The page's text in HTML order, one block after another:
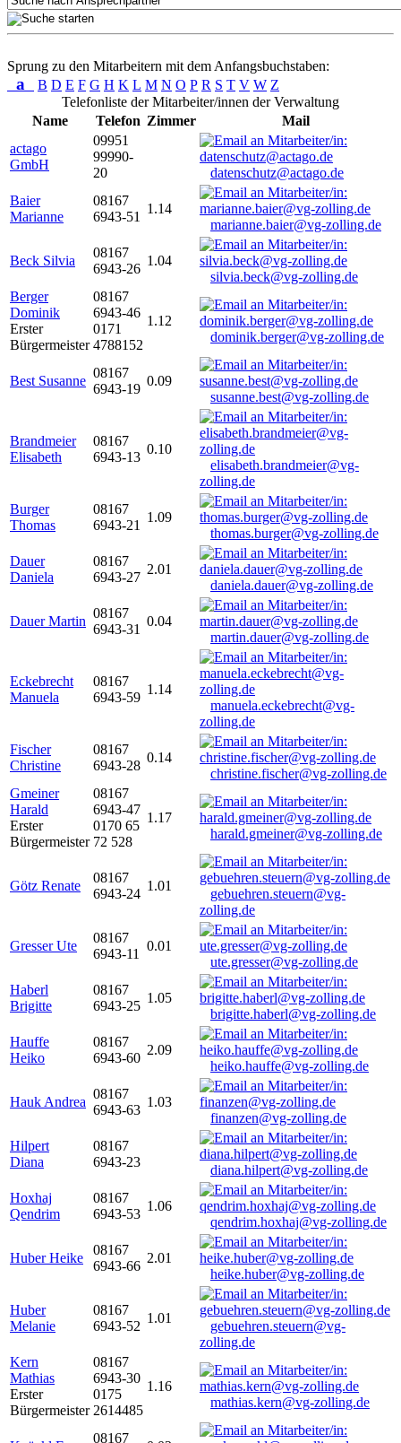
Sprung zu den Mitarbeitern mit dem Anfangsbuchstaben:
a B D E F G H K L M N O P R S T V W Z
Telefonliste der Mitarbeiter/innen der Verwaltung
Name
Telefon Zimmer
Mail
actago
GmbH
09951
99990-
20
datenschutz@actago.de
Baier
Marianne
08167
6943-51
1.14
marianne.baier@vg-zolling.de
Beck Silvia
08167
6943-26
1.04
silvia.beck@vg-zolling.de
Berger
Dominik
Erster
Bürgermeister
08167
6943-46
0171
4788152
1.12
dominik.berger@vg-zolling.de
Best Susanne
08167
6943-19
0.09
susanne.best@vg-zolling.de
Brandmeier
Elisabeth
08167
6943-13
0.10
elisabeth.brandmeier@vg-
zolling.de
Burger
Thomas
08167
6943-21
1.09
thomas.burger@vg-zolling.de
Dauer
Daniela
08167
6943-27
2.01
daniela.dauer@vg-zolling.de
Dauer Martin
08167
6943-31
0.04
martin.dauer@vg-zolling.de
Eckebrecht
Manuela
08167
6943-59
1.14
manuela.eckebrecht@vg-
zolling.de
Fischer
Christine
08167
6943-28
0.14
christine.fischer@vg-zolling.de
Gmeiner
Harald
Erster
Bürgermeister
08167
6943-47
0170 65
72 528
1.17
harald.gmeiner@vg-zolling.de
Götz Renate
08167
6943-24
1.01
gebuehren.steuern@vg-
zolling.de
Gresser Ute
08167
6943-11
0.01
ute.gresser@vg-zolling.de
Haberl
Brigitte
08167
6943-25
1.05
brigitte.haberl@vg-zolling.de
Hauffe
Heiko
08167
6943-60
2.09
heiko.hauffe@vg-zolling.de
Hauk Andrea
08167
6943-63
1.03
finanzen@vg-zolling.de
Hilpert
Diana
08167
6943-23
diana.hilpert@vg-zolling.de
Hoxhaj
Qendrim
08167
6943-53
1.06
qendrim.hoxhaj@vg-zolling.de
Huber Heike
08167
6943-66
2.01
heike.huber@vg-zolling.de
Huber
Melanie
08167
6943-52
1.01
gebuehren.steuern@vg-
zolling.de
Kern
Mathias
Erster
Bürgermeister
08167
6943-30
0175
2614485
1.16
mathias.kern@vg-zolling.de
08167